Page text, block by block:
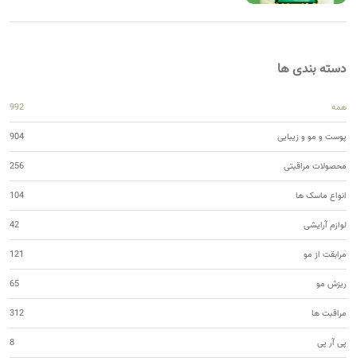
دسته بندی ها
همه 992
پوست و مو و زیبایی 904
محصولات مراقبتی 256
انواع ماسک ها 104
لوازم آرایشی 42
مرابقت از مو 121
ریزش مو 65
مراقبت ها 312
پی آر پی 8